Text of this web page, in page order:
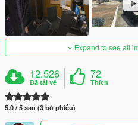
Expand to see all
12.526
Đã tải về
72
Thích
5.0 / 5 sao (3 bỏ phiếu)